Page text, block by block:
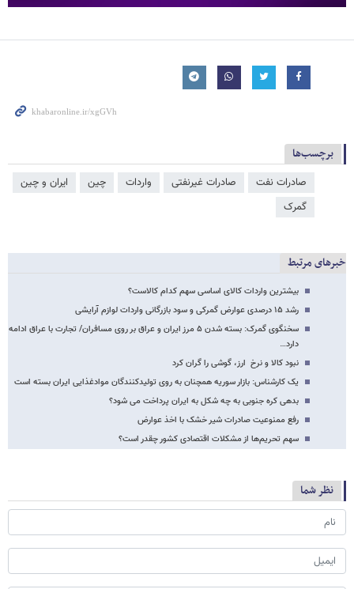
برچسب‌ها
صادرات نفت صادرات غیرنفتی واردات چین
ایران و چین
گمرک
خبرهای مرتبط
بیشترین واردات کالای اساسی سهم کدام کالاست؟
رشد ۱۵ درصدی عوارض گمرکی و سود بازرگانی واردات لوازم آرایشی
سخنگوی گمرک: بسته شدن ۵ مرز ایران و عراق بر روی مسافران/ تجارت با عراق ادامه
دارد…
نبود کالا و نرخ ارز، گوشی را گران کرد
یک کارشناس: بازار سوریه همچنان به روی تولیدکنندگان موادغذایی ایران بسته است
بدهی کره جنوبی به چه شکل به ایران پرداخت می شود؟
رفع ممنوعیت صادرات شیر خشک با اخذ عوارض
سهم تحریم‌ها از مشکلات اقتصادی کشور چقدر است؟
نظر شما